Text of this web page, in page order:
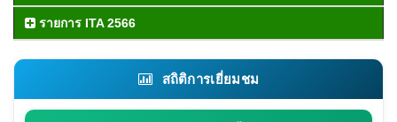
รายการ ITA 2566
สถิติการเยี่ยมชม